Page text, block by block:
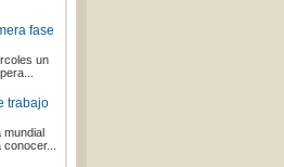
fase
un
trabajo
conocer...